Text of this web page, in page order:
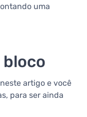
uma
bloco
artigo e você
para ser ainda